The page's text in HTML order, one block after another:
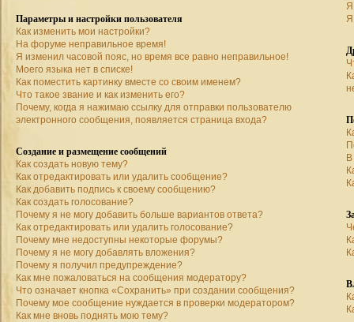
Параметры и настройки пользователя
Как изменить мои настройки?
На форуме неправильное время!
Я изменил часовой пояс, но время все равно неправильное!
Моего языка нет в списке!
Как поместить картинку вместе со своим именем?
Что такое звание и как изменить его?
Почему, когда я нажимаю ссылку для отправки пользователю
электронного сообщения, появляется страница входа?
Создание и размещение сообщений
Как создать новую тему?
Как отредактировать или удалить сообщение?
Как добавить подпись к своему сообщению?
Как создать голосование?
Почему я не могу добавить больше вариантов ответа?
Как отредактировать или удалить голосование?
Почему мне недоступны некоторые форумы?
Почему я не могу добавлять вложения?
Почему я получил предупреждение?
Как мне пожаловаться на сообщения модератору?
Что означает кнопка «Сохранить» при создании сообщения?
Почему мое сообщение нуждается в проверки модератором?
Как мне вновь поднять мою тему?
Я
Я